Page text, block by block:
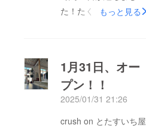
た！たくさんのご来
しくださった方や繋が
りがあってお越しいた
だいた方など、たくさ
んのお客様に出会えて
もっと見る
1月31日、オー
プン！！
2025/01/31 21:26
crush on とたすいち屋